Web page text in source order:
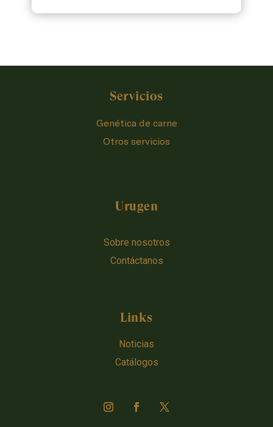
Servicios
Genética de carne
Otros servicios
Urugen
Sobre nosotros
Contáctanos
Links
Noticias
Catálogos